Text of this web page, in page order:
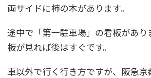
両サイドに柿の木があります。
途中で「第一駐車場」の看板があり
板が見れば後はすぐです。
車以外で行く行き方ですが、阪急京